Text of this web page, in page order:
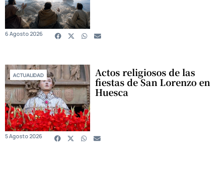
6 Agosto 2026
ACTUALIDAD Actos religiosos de las
fiestas de San Lorenzo en
Huesca
5 Agosto 2026